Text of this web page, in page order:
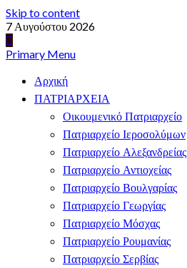
Skip to content
7 Αυγούστου 2026
Primary Menu
Αρχική
ΠΑΤΡΙΑΡΧΕΙΑ
Οικουμενικό Πατριαρχείο
Πατριαρχείο Ιεροσολύμων
Πατριαρχείο Αλεξανδρείας
Πατριαρχείο Αντιοχείας
Πατριαρχείο Βουλγαρίας
Πατριαρχείο Γεωργίας
Πατριαρχείο Μόσχας
Πατριαρχείο Ρουμανίας
Πατριαρχείο Σερβίας